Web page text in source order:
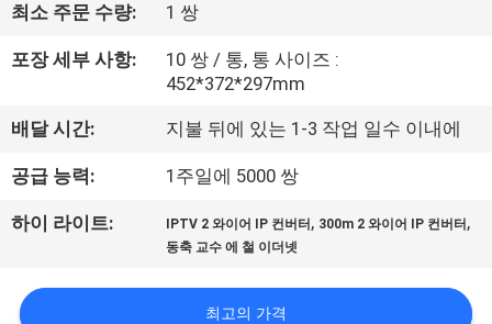
여
행
최소 주문 수량: 1 쌍
포장 세부 사항:
10 쌍 / 통, 통 사이즈 :
452*372*297mm
배달 시간: 지불 뒤에 있는 1-3 작업 일수 이내에
공급 능력: 1주일에 5000 쌍
하이 라이트: IPTV 2 와이어 IP 컨버터 , 300m 2 와이어 IP 컨버터 ,
동축 교수 에 철 이더넷
최고의 가격